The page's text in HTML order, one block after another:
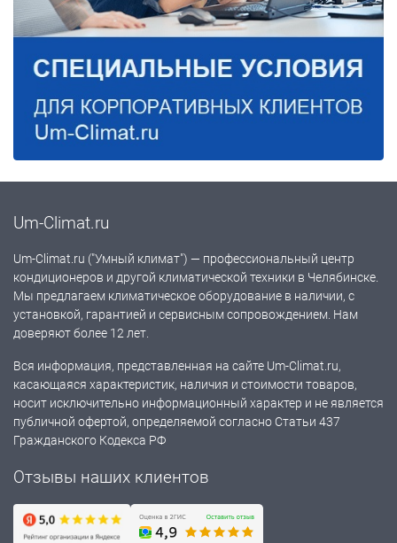
Um-Climat.ru
Um-Climat.ru ("Умный климат") — профессиональный центр
кондиционеров и другой климатической техники в Челябинске.
Мы предлагаем климатическое оборудование в наличии, с
установкой, гарантией и сервисным сопровождением. Нам
доверяют более 12 лет.
Вся информация, представленная на сайте Um-Climat.ru,
касающаяся характеристик, наличия и стоимости товаров,
носит исключительно информационный характер и не является
публичной офертой, определяемой согласно Статьи 437
Гражданского Кодекса РФ
Отзывы наших клиентов